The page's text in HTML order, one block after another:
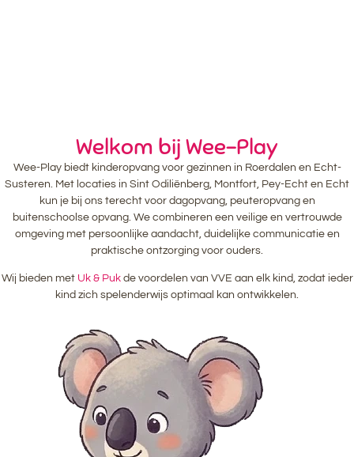
Welkom bij Wee-Play
Wee-Play biedt kinderopvang voor gezinnen in Roerdalen en Echt-
Susteren. Met locaties in Sint Odiliënberg, Montfort, Pey-Echt en Echt
kun je bij ons terecht voor dagopvang, peuteropvang en
buitenschoolse opvang. We combineren een veilige en vertrouwde
omgeving met persoonlijke aandacht, duidelijke communicatie en
praktische ontzorging voor ouders.
Wij bieden met Uk & Pukde voordelen van VVE aan elk kind, zodat ieder
kind zich spelenderwijs optimaal kan ontwikkelen.